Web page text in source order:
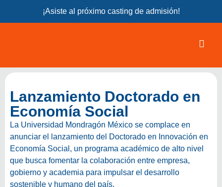
¡Asiste al próximo casting de admisión!
Lanzamiento Doctorado en
Economía Social
La Universidad Mondragón México se complace en
anunciar el lanzamiento del Doctorado en Innovación en
Economía Social, un programa académico de alto nivel
que busca fomentar la colaboración entre empresa,
gobierno y academia para impulsar el desarrollo
sostenible y humano del país.